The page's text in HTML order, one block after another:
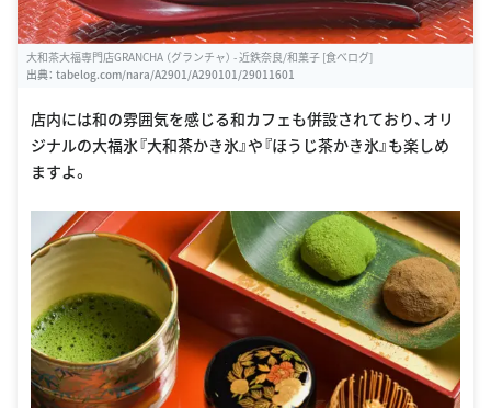
大和茶大福専門店GRANCHA （グランチャ） - 近鉄奈良/和菓子 [食べログ]
出典： tabelog.com/nara/A2901/A290101/29011601
店内には和の雰囲気を感じる和カフェも併設されており、オリ
ジナルの大福氷『大和茶かき氷』や『ほうじ茶かき氷』も楽しめ
ますよ。